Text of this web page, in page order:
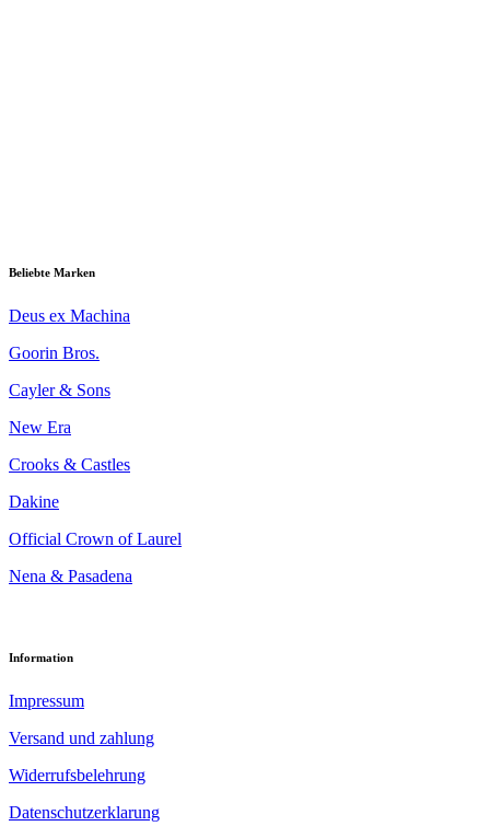
Beliebte Marken
Deus ex Machina
Goorin Bros.
Cayler & Sons
New Era
Crooks & Castles
Dakine
Official Crown of Laurel
Nena & Pasadena
Information
Impressum
Versand und zahlung
Widerrufsbelehrung
Datenschutzerklarung